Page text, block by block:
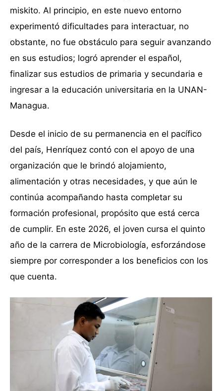
miskito. Al principio, en este nuevo entorno
experimentó dificultades para interactuar, no
obstante, no fue obstáculo para seguir avanzando
en sus estudios; logró aprender el español,
finalizar sus estudios de primaria y secundaria e
ingresar a la educación universitaria en la UNAN-
Managua.
Desde el inicio de su permanencia en el pacífico
del país, Henríquez contó con el apoyo de una
organización que le brindó alojamiento,
alimentación y otras necesidades, y que aún le
continúa acompañando hasta completar su
formación profesional, propósito que está cerca
de cumplir. En este 2026, el joven cursa el quinto
año de la carrera de Microbiología, esforzándose
siempre por corresponder a los beneficios con los
que cuenta.